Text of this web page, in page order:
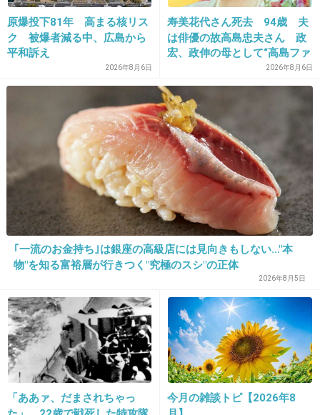
ら…
+95 -4
こんなのただの言いがかりに近いよ。
映画なんだから別にいいでしょ
+113
21. 匿名 2013/08/14(水) 16:20:16
芸術作品に言いがかりを付ける前に、現実にい
るマナーの悪い喫煙者を取り締まるのが先でし
ょう。
+107 -6
原爆投下81年 高まる核リス
ク 被爆者減る中、広島から
平和訴え
2026年8月6日
寿美花代さん死去 94歳 夫
は俳優の故高島忠夫さん 政
宏、政伸の母として“高島ファ
2026年8月6日
｢一流のお金持ち｣は銀座の高級店には見向きもしない…"本
物"を知る富裕層が行きつく"究極のスシ"の正体
2026年8月5日
「ああァ、だまされちゃっ
今月の雑談トピ【2026年8